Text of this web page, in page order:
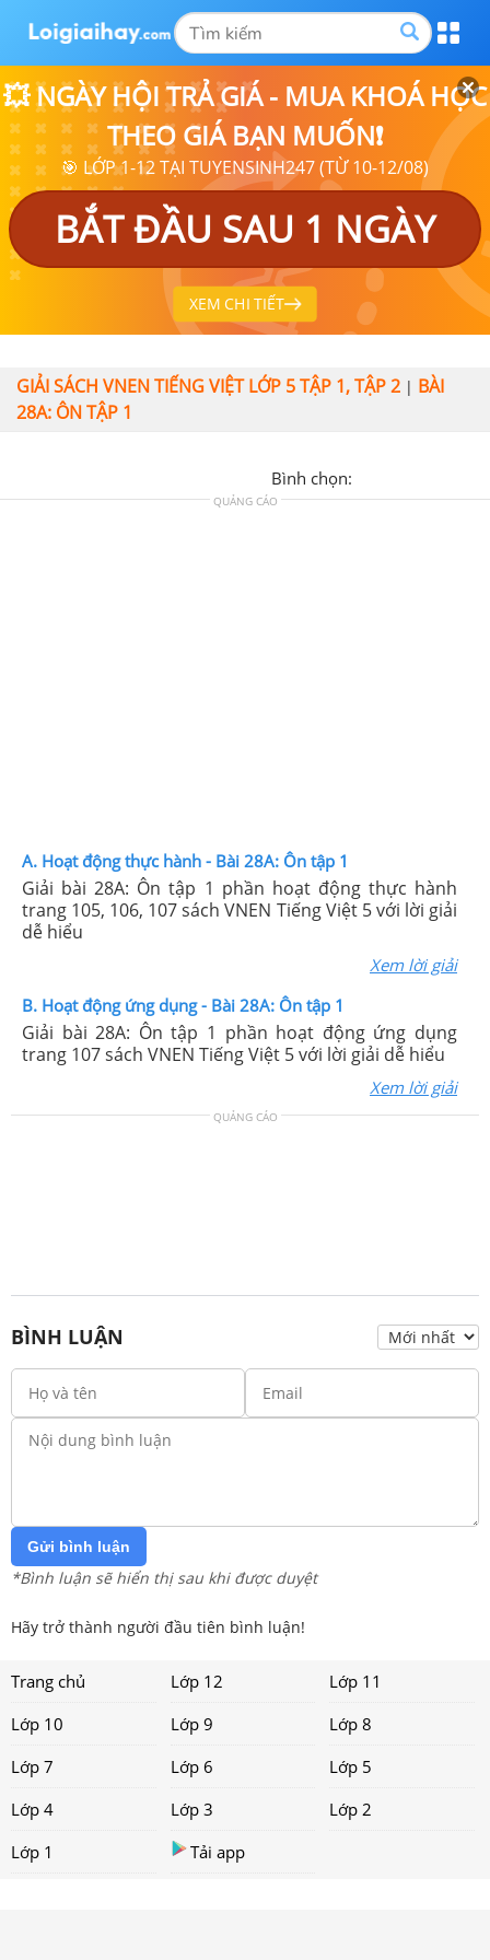
💥 NGÀY HỘI TRẢ GIÁ - MUA KHOÁ HỌC
THEO GIÁ BẠN MUỐN❗
🎯 LỚP 1-12 TẠI TUYENSINH247 (TỪ 10-12/08)
BẮT ĐẦU SAU 1 NGÀY
XEM CHI TIẾT
GIẢI SÁCH VNEN TIẾNG VIỆT LỚP 5 TẬP 1, TẬP 2 | BÀI
28A: ÔN TẬP 1
Bình chọn:
QUẢNG CÁO
A. Hoạt động thực hành - Bài 28A: Ôn tập 1
Giải bài 28A: Ôn tập 1 phần hoạt động thực hành
trang 105, 106, 107 sách VNEN Tiếng Việt 5 với lời giải
dễ hiểu
Xem lời giải
B. Hoạt động ứng dụng - Bài 28A: Ôn tập 1
Giải bài 28A: Ôn tập 1 phần hoạt động ứng dụng
trang 107 sách VNEN Tiếng Việt 5 với lời giải dễ hiểu
Xem lời giải
QUẢNG CÁO
BÌNH LUẬN
Gửi bình luận
*Bình luận sẽ hiển thị sau khi được duyệt
Hãy trở thành người đầu tiên bình luận!
Trang chủ Lớp 12
Lớp 11
Lớp 10
Lớp 9
Lớp 8
Lớp 7
Lớp 6
Lớp 5
Lớp 4
Lớp 3
Lớp 2
Lớp 1
Tải app